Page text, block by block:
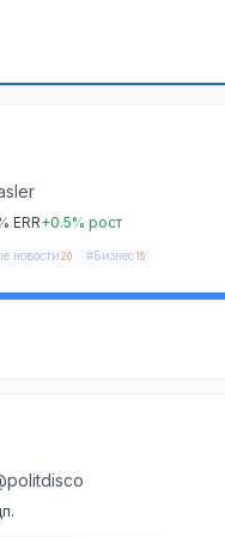
ERR+0.5% рост
новости20 #Бизнес15